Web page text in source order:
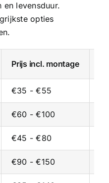
levensduur.
opties
Prijs incl. montage
€35 - €55
€60 - €100
€45 - €80
€90 - €150